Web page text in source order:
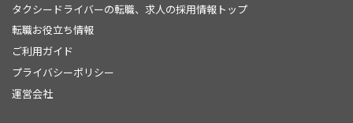
タクシードライバーの転職、求人の採用情報トップ
転職お役立ち情報
ご利用ガイド
プライバシーポリシー
運営会社